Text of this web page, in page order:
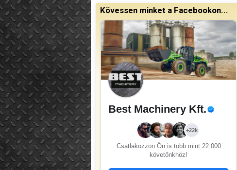
Kövessen minket a Facebookon...
Best Machinery Kft.
+22k
Csatlakozzon Ön is több mint 22 000
követőnkhöz!